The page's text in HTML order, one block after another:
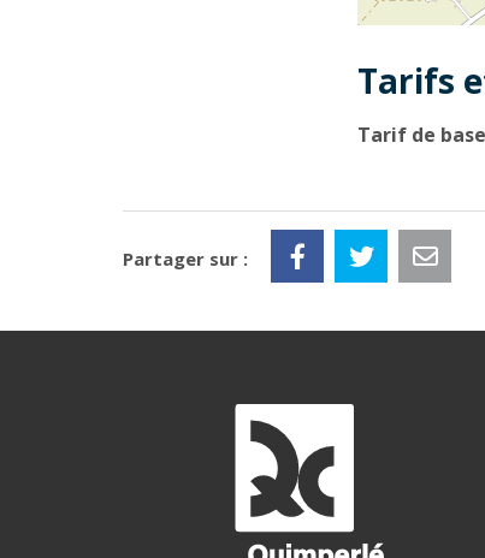
Tarifs
Tarif de
Partager sur :